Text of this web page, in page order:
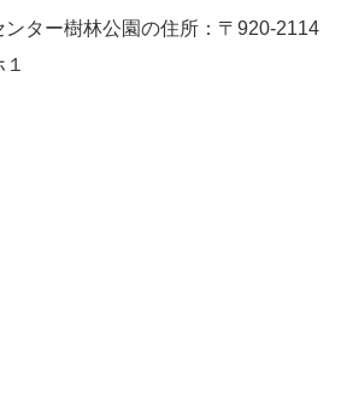
ター樹林公園の住所：〒920-2114